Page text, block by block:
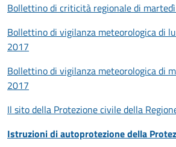
Bollettino di criticità regionale di
Bollettino di vigilanza meteorologica di
2017
Bollettino di vigilanza meteorologica di
2017
Il sito della Protezione civile della
Istruzioni di autoprotezione della